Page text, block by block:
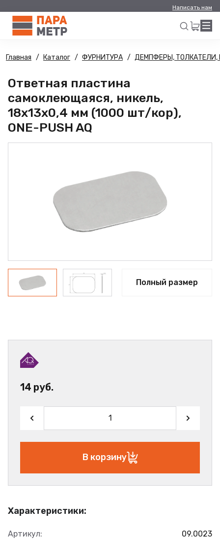
Написать нам
Искать
Главная Каталог ФУРНИТУРА ДЕМПФЕРЫ, ТОЛКАТЕЛИ,
Ответная пластина
самоклеющаяся, никель,
18х13х0,4 мм (1000 шт/кор),
ONE-PUSH AQ
Полный размер
Характеристики:
Артикул: 09.0023
14 руб.
В корзину